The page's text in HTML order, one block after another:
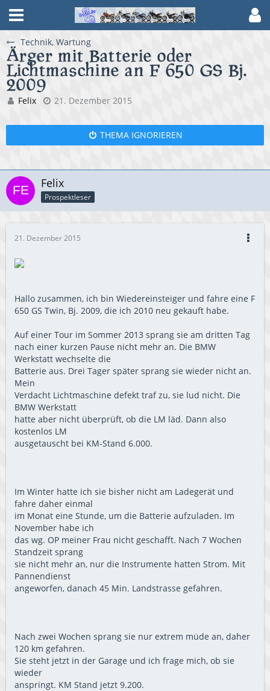
Technik, Wartung
Ärger mit Batterie oder
Lichtmaschine an F 650 GS Bj.
2009
Felix 21. Dezember 2015
THEMA IGNORIEREN
Felix
Prospektleser
21. Dezember 2015
Hallo zusammen, ich bin Wiedereinsteiger und fahre eine F
650 GS Twin, Bj. 2009, die ich 2010 neu gekauft habe.
Auf einer Tour im Sommer 2013 sprang sie am dritten Tag
nach einer kurzen Pause nicht mehr an. Die BMW
Werkstatt wechselte die
Batterie aus. Drei Tager später sprang sie wieder nicht an.
Mein
Verdacht Lichtmaschine defekt traf zu, sie lud nicht. Die
BMW Werkstatt
hatte aber nicht überprüft, ob die LM läd. Dann also
kostenlos LM
ausgetauscht bei KM-Stand 6.000.
Im Winter hatte ich sie bisher nicht am Ladegerät und
fahre daher einmal
im Monat eine Stunde, um die Batterie aufzuladen. Im
November habe ich
das wg. OP meiner Frau nicht geschafft. Nach 7 Wochen
Standzeit sprang
sie nicht mehr an, nur die Instrumente hatten Strom. Mit
Pannendienst
angeworfen, danach 45 Min. Landstrasse gefahren.
Nach zwei Wochen sprang sie nur extrem müde an, daher
120 km gefahren.
Sie steht jetzt in der Garage und ich frage mich, ob sie
wieder
anspringt. KM Stand jetzt 9.200.